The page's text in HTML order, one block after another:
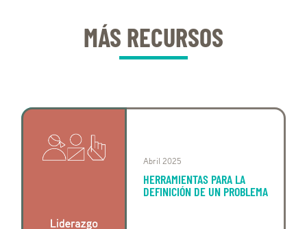
MÁS RECURSOS
Abril 2025
HERRAMIENTAS PARA LA
DEFINICIÓN DE UN PROBLEMA